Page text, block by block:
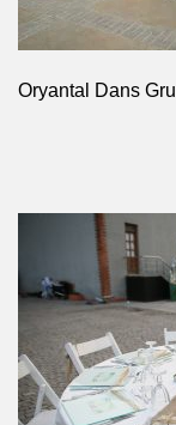
Oryantal Dans